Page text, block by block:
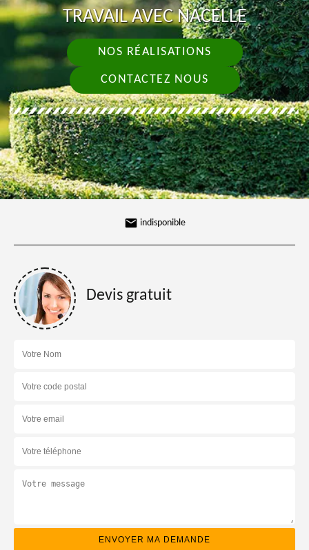
TRAVAIL AVEC NACELLE
NOS RÉALISATIONS
CONTACTEZ NOUS
indisponible
Devis gratuit